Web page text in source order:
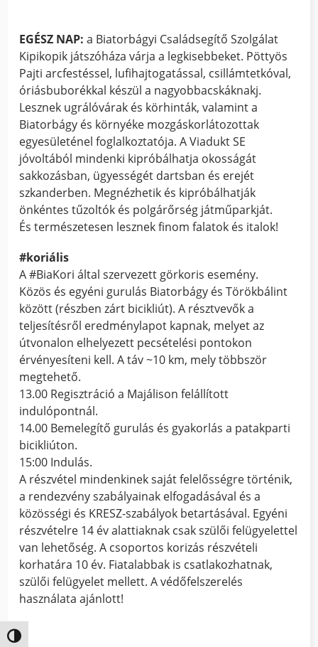
Nagy kontraszt váltása
EGÉSZ NAP: a Biatorbágyi Családsegítő Szolgálat
Kipikopik játszóháza várja a legkisebbeket. Pöttyös
Pajti arcfestéssel, lufihajtogatással, csillámtetkóval,
óriásbuborékkal készül a nagyobbacskáknakj.
Lesznek ugrálóvárak és körhinták, valamint a
Biatorbágy és környéke mozgáskorlátozottak
egyesületénel foglalkoztatója. A Viadukt SE
jóvoltából mindenki kipróbálhatja okosságát
sakkozásban, ügyességét dartsban és erejét
szkanderben. Megnézhetik és kipróbálhatják
önkéntes tűzoltók és polgárőrség játműparkját.
És természetesen lesznek finom falatok és italok!
#koriális
A #BiaKori által szervezett görkoris esemény.
Közös és egyéni gurulás Biatorbágy és Törökbálint
között (részben zárt bicikliút). A résztvevők a
teljesítésről eredménylapot kapnak, melyet az
útvonalon elhelyezett pecsételési pontokon
érvényesíteni kell. A táv ~10 km, mely többször
megtehető.
13.00 Regisztráció a Majálison felállított
indulópontnál.
14.00 Bemelegítő gurulás és gyakorlás a patakparti
bicikliúton.
15:00 Indulás.
A részvétel mindenkinek saját felelősségre történik,
a rendezvény szabályainak elfogadásával és a
közösségi és KRESZ-szabályok betartásával. Egyéni
részvételre 14 év alattiaknak csak szülői felügyelettel
van lehetőség. A csoportos korizás részvételi
korhatára 10 év. Fiatalabbak is csatlakozhatnak,
szülői felügyelet mellett. A védőfelszerelés
használata ajánlott!